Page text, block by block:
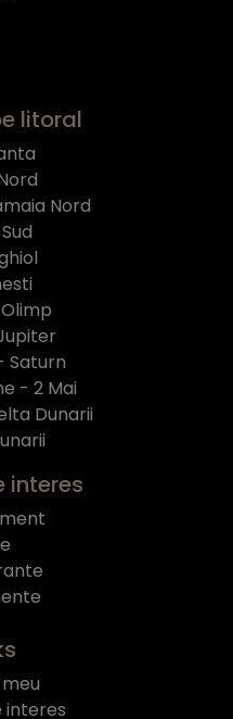
litoral
Nord
Saturn
- 2 Mai
Dunarii
interes
interes